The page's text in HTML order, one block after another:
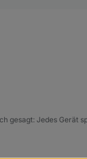
gesagt: Jedes Gerät